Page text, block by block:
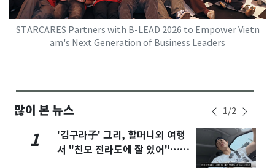
STARCARES Partners with B-LEAD 2026 to Empower Vietn
am's Next Generation of Business Leaders
많이 본 뉴스 1/2
1
'김구라子' 그리, 할머니외 여행
서 "친모 전라도에 잘 있어"…유